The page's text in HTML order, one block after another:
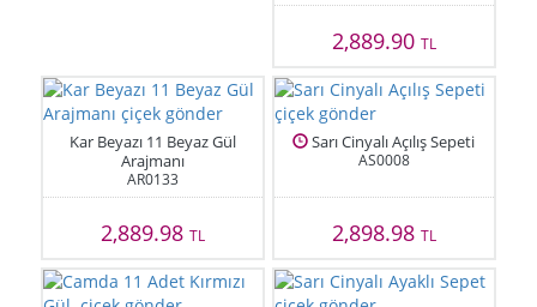
2,889.90 TL
Kar Beyazı 11 Beyaz Gül
Arajmanı
AR0133
2,889.98TL
Sarı Cinyalı Açılış Sepeti
AS0008
2,898.98 TL